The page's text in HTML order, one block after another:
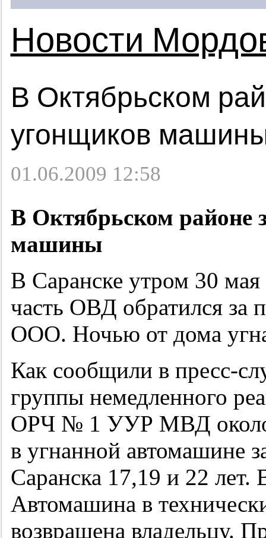
Новости
В Октябрьском
угонщиков
01.06.2009 12:58
В Октябрьском районе
машины
В Саранске утром 30
часть ОВД обратился
ООО. Ночью от дома
Как сообщили в пресс-
группы немедленного
ОРЧ № 1 УУР МВД около
в угнанной автомашине
Саранска 17,19 и 22 лет.
Автомашина в
возвращена владельцу.